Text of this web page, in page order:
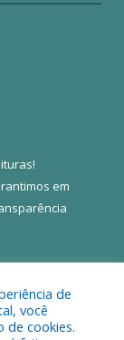
!
em
de
você
de cookies.